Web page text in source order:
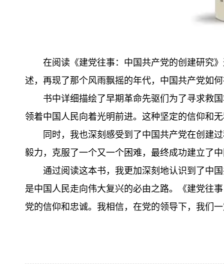
在阅读《建党往事：中国共产党的创建研究
述，再现了那个风雨飘摇的年代，中国共产党如
书中详细描绘了早期革命先驱们为了寻求救
领着中国人民向着光明前进。这种坚定的信仰和
同时，我也深刻感受到了中国共产党在创建
毅力，克服了一个又一个困难，最终成功建立了
通过阅读这本书，我更加深刻地认识到了中
是中国人民走向伟大复兴的必由之路。《建党往
党的信仰和忠诚。我相信，在党的领导下，我们